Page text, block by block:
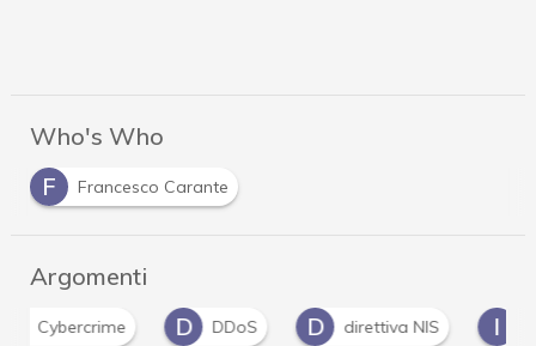
Who's Who
F
Francesco Carante
Argomenti
D
DDoS D direttiva NIS I infrastrutture